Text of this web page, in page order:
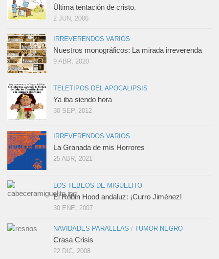
Última tentación de cristo.
2 JUN, 2006
IRREVERENDOS VARIOS
Nuestros monográficos: La mirada irreverenda
9 ABR, 2020
TELETIPOS DEL APOCALIPSIS
Ya iba siendo hora
30 SEP, 2012
IRREVERENDOS VARIOS
La Granada de mis Horrores
25 ABR, 2021
LOS TEBEOS DE MIGUELITO
El Robin Hood andaluz: ¡Curro Jiménez!
30 ENE, 2007
NAVIDADES PARALELAS / TUMOR NEGRO
Crasa Crisis
22 DIC, 2008